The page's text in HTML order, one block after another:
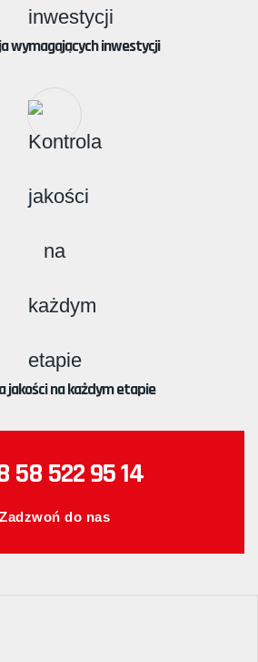
wymagających inwestycji
jakości na każdym etapie
58 522 95 14
Zadzwoń do nas